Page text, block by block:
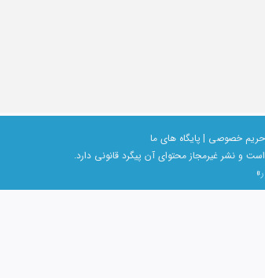
حریم خصوصی | پایگاه های ما
است و نشر غیرمجاز محتوای آن پیگرد قانونی دارد.
»